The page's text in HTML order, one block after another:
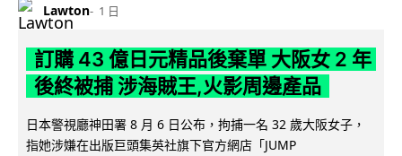
Lawton 1 日
訂購 43 億日元精品後棄單 大阪女 2 年
後終被捕 涉海賊王,火影周邊產品
日本警視廳神田署 8 月 6 日公布，拘捕一名 32 歲大阪女子，
指她涉嫌在出版巨頭集英社旗下官方網店「JUMP